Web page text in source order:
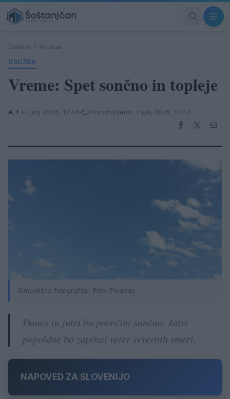
Domov / Družba
DRUŽBA
Vreme: Spet sončno in topleje
A.T. 7. julij 2026, 12:44 Posodobljeno: 7. julij 2026, 12:44
Simbolična fotografija · Foto: Pixabay
Danes in jutri bo povečini sončno. Jutri
popoldne bo zapihal veter severnih smeri.
NAPOVED ZA SLOVENIJO